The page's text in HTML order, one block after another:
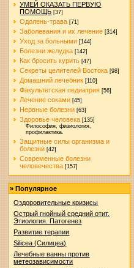
УМЕЙ ОКАЗАТЬ ПЕРВУЮ
ПОМОЩЬ [37]
Одолень-трава [71]
Заболевания и их лечение [314]
Уход за больными [144]
Болезни желудка [142]
Как бросить курить [47]
Секреты целителей Востока [98]
Домашний лечебник [110]
Факультетская педиатрия [56]
Лечение соками [45]
Нервные болезни [63]
Здоровье человека [135]
Философия, физиология,
профилактика.
Защитные силы организма и
болезни [42]
Современные болезни
человечества [157]
»Популярное
Оздоровительные кризисы
Острый гнойный средний отит.
Этиология. Патогенез
Развитие терапии
Silicea (Силицеа)
Лечебные ванны против
метеозависимости